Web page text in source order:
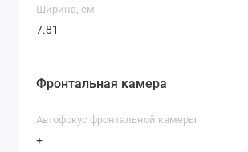
Ширина, см
7.81
Фронтальная камера
Автофокус фронтальной камеры
+